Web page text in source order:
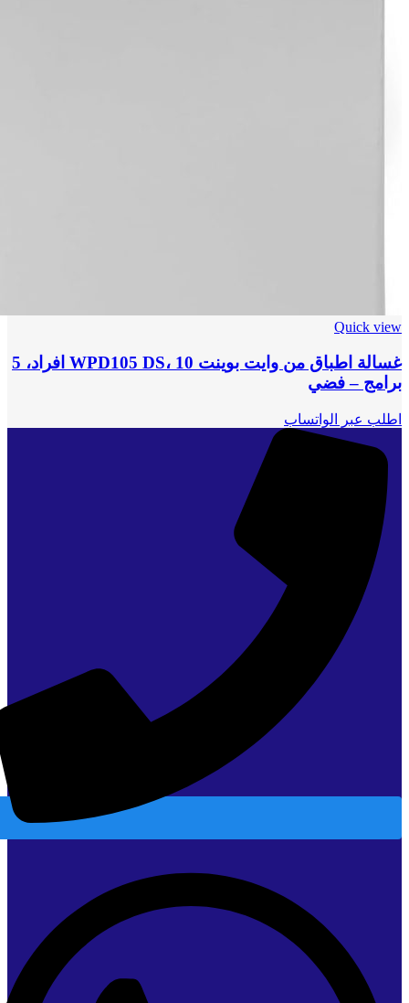
Quick view
غسالة اطباق من وايت بوينت WPD105 DS، 10 افراد، 5
برامج – فضي
اطلب عبر الواتساب